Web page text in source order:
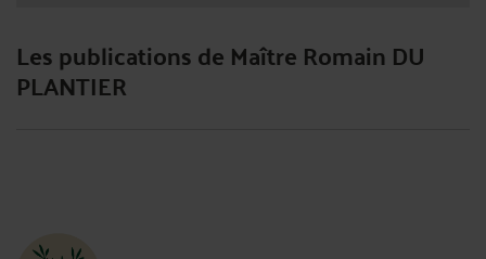
Les publications de Maître Romain DU
PLANTIER